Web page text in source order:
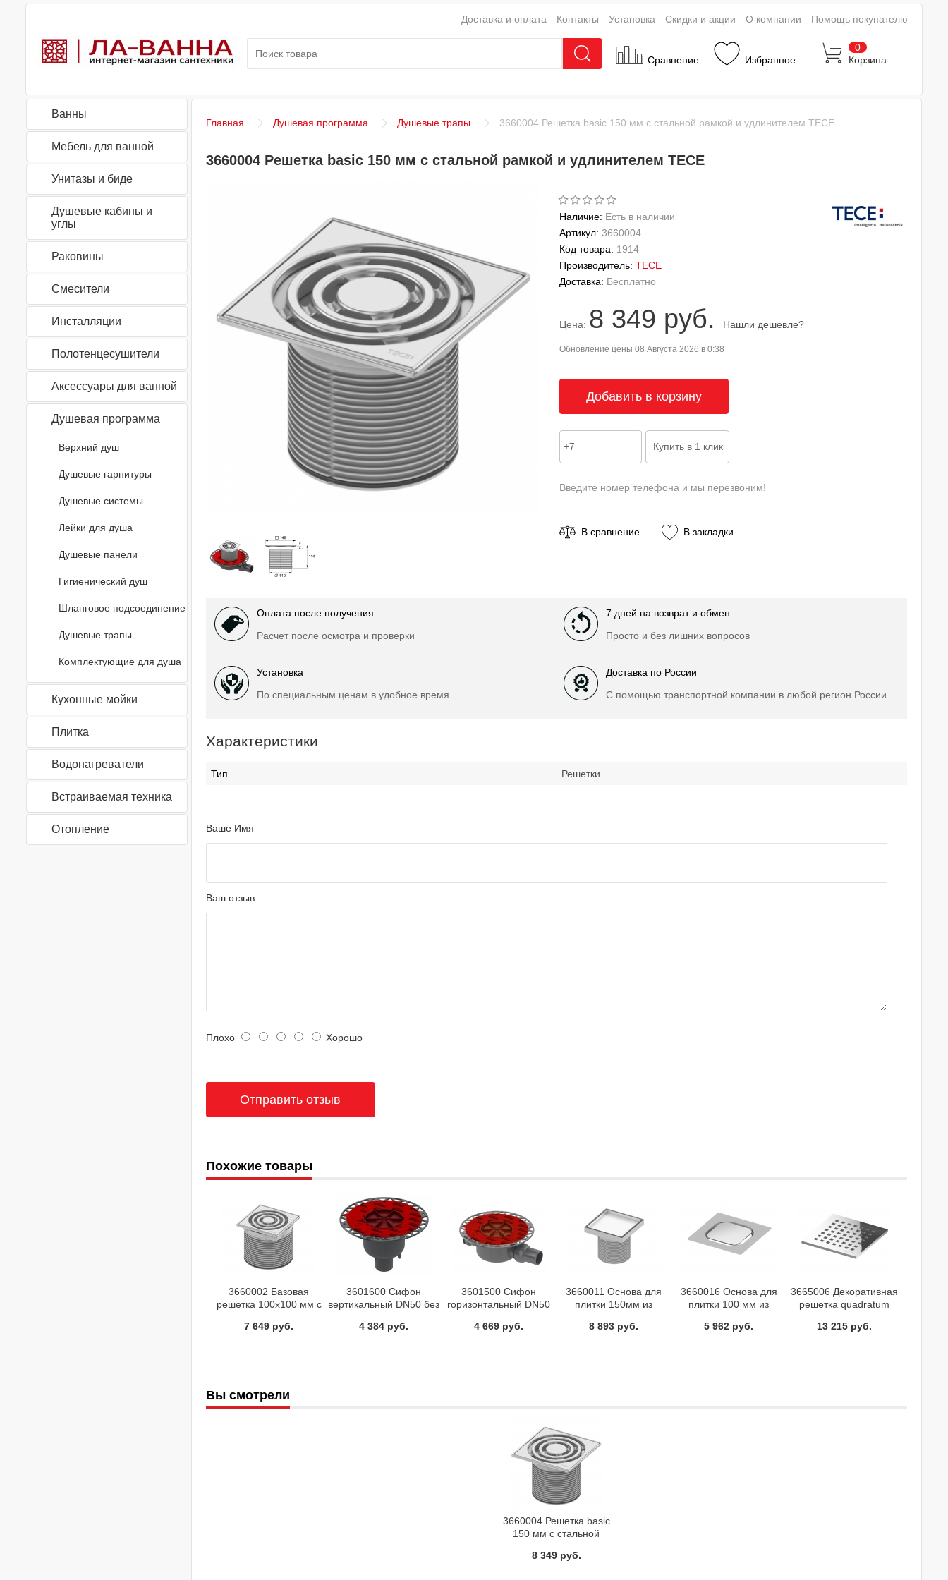
Сравнение Избранное
0
Корзина
Доставка и оплата Контакты Установка Скидки и акции О компании Помощь покупателю
Ванны
Мебель для ванной
Унитазы и биде
Душевые кабины и
углы
Раковины
Смесители
Инсталляции
Полотенцесушители
Аксессуары для ванной
Душевая программа
Верхний душ
Душевые гарнитуры
Душевые системы
Лейки для душа
Душевые панели
Гигиенический душ
Шланговое подсоединение
Душевые трапы
Комплектующие для душа
Кухонные мойки
Плитка
Водонагреватели
Встраиваемая техника
Отопление
Главная Душевая программа Душевые трапы 3660004 Решетка basic 150 мм с стальной рамкой и удлинителем TECE
3660004 Решетка basic 150 мм с стальной рамкой и удлинителем TECE
Наличие: Есть в наличии
Артикул: 3660004
Код товара: 1914
Производитель: TECE
Доставка: Бесплатно
Цена: 8 349 руб. Нашли дешевле?
Обновление цены 08 Августа 2026 в 0:38
Введите номер телефона и мы перезвоним!
В сравнение В закладки
Оплата после получения
Расчет после осмотра и проверки
7 дней на возврат и обмен
Просто и без лишних вопросов
Установка
По специальным ценам в удобное время
Доставка по России
С помощью транспортной компании в любой регион России
Характеристики
Тип Решетки
Ваше Имя
Ваш отзыв
Плохо Хорошо
Похожие товары
3660002 Базовая
решетка 100х100 мм с
удлинителем TECE
7 649 руб.
3601600 Сифон
вертикальный DN50 без
4 384 руб.
3601500 Сифон
горизонтальный DN50
4 669 руб.
3660011 Основа для
плитки 150мм из
монтажным элементом
8 893 руб.
3660016 Основа для
плитки 100 мм из
TECE
5 962 руб.
3665006 Декоративная
решетка quadratum
13 215 руб.
Вы смотрели
3660004 Решетка basic
150 мм с стальной
TECE
8 349 руб.